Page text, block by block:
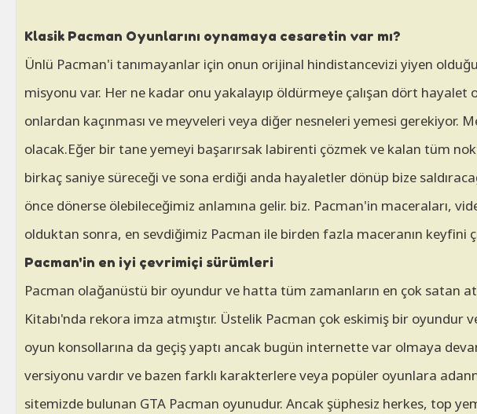
Klasik Pacman Oyunlarını oynamaya cesaretin var mı?
Ünlü Pacman'i tanımayanlar için onun orijinal hindistancevizi yiyen
misyonu var. Her ne kadar onu yakalayıp öldürmeye çalışan dört
onlardan kaçınması ve meyveleri veya diğer nesneleri yemesi
olacak.Eğer bir tane yemeyi başarırsak labirenti çözmek ve kalan tüm
birkaç saniye süreceği ve sona erdiği anda hayaletler dönüp bize
önce dönerse ölebileceğimiz anlamına gelir. biz. Pacman'in maceraları,
olduktan sonra, en sevdiğimiz Pacman ile birden fazla maceranın keyfini
Pacman'in en iyi çevrimiçi sürümleri
Pacman olağanüstü bir oyundur ve hatta tüm zamanların en çok satan
Kitabı'nda rekora imza atmıştır. Üstelik Pacman çok eskimiş bir oyundur
oyun konsollarına da geçiş yaptı ancak bugün internette var olmaya
versiyonu vardır ve bazen farklı karakterlere veya popüler oyunlara
sitemizde bulunan GTA Pacman oyunudur. Ancak şüphesiz herkes, top